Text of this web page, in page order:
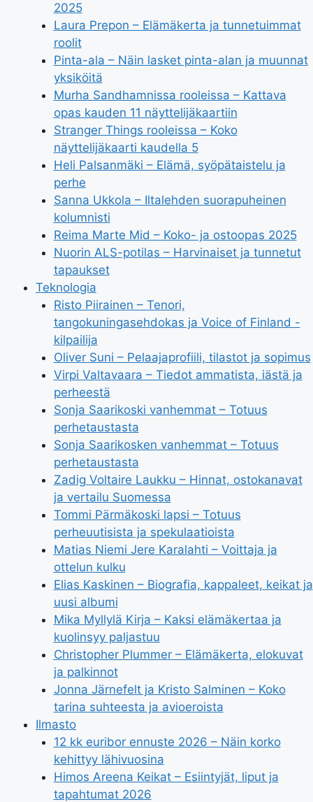
2025
Laura Prepon – Elämäkerta ja tunnetuimmat
roolit
Pinta-ala – Näin lasket pinta-alan ja muunnat
yksiköitä
Murha Sandhamnissa rooleissa – Kattava
opas kauden 11 näyttelijäkaartiin
Stranger Things rooleissa – Koko
näyttelijäkaarti kaudella 5
Heli Palsanmäki – Elämä, syöpätaistelu ja
perhe
Sanna Ukkola – Iltalehden suorapuheinen
kolumnisti
Reima Marte Mid – Koko- ja ostoopas 2025
Nuorin ALS-potilas – Harvinaiset ja tunnetut
tapaukset
Teknologia
Risto Piirainen – Tenori,
tangokuningasehdokas ja Voice of Finland -
kilpailija
Oliver Suni – Pelaajaprofiili, tilastot ja sopimus
Virpi Valtavaara – Tiedot ammatista, iästä ja
perheestä
Sonja Saarikoski vanhemmat – Totuus
perhetaustasta
Sonja Saarikosken vanhemmat – Totuus
perhetaustasta
Zadig Voltaire Laukku – Hinnat, ostokanavat
ja vertailu Suomessa
Tommi Pärmäkoski lapsi – Totuus
perheuutisista ja spekulaatioista
Matias Niemi Jere Karalahti – Voittaja ja
ottelun kulku
Elias Kaskinen – Biografia, kappaleet, keikat ja
uusi albumi
Mika Myllylä Kirja – Kaksi elämäkertaa ja
kuolinsyy paljastuu
Christopher Plummer – Elämäkerta, elokuvat
ja palkinnot
Jonna Järnefelt ja Kristo Salminen – Koko
tarina suhteesta ja avioeroista
Ilmasto
12 kk euribor ennuste 2026 – Näin korko
kehittyy lähivuosina
Himos Areena Keikat – Esiintyjät, liput ja
tapahtumat 2026